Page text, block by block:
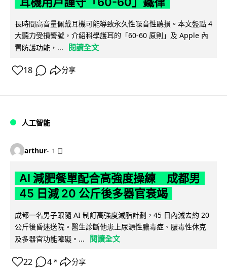
長時間高音量佩戴耳機可能導致永久性噪音性聽損。本文盤點 4
大聽力受損警號，介紹科學護耳的「60-60 原則」及 Apple 內
置防護功能，...
閱讀全文
18 分享
人工智能
arthur 1 日
AI 減肥餐單配合高強度操練 成都男
45 日減 20 公斤後多器官衰竭
成都一名男子跟隨 AI 制訂高強度減脂計劃，45 日內減去約 20
公斤後昏迷送院。醫生診斷他患上尿源性膿毒症、膿毒性休克
及多器官功能障礙。...
閱讀全文
22 4 ↗ 分享